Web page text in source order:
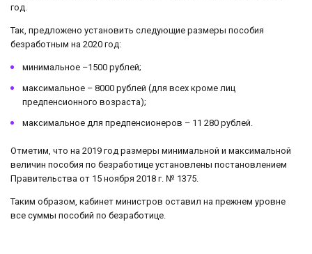
год.
Так, предложено установить следующие размеры пособия
безработным на 2020 год:
минимальное –1500 рублей;
максимальное – 8000 рублей (для всех кроме лиц
предпенсионного возраста);
максимальное для предпенсионеров – 11 280 рублей.
Отметим, что на 2019 год размеры минимальной и максимальной
величин пособия по безработице установлены постановлением
Правительства от 15 ноября 2018 г. № 1375.
Таким образом, кабинет министров оставил на прежнем уровне
все суммы пособий по безработице.